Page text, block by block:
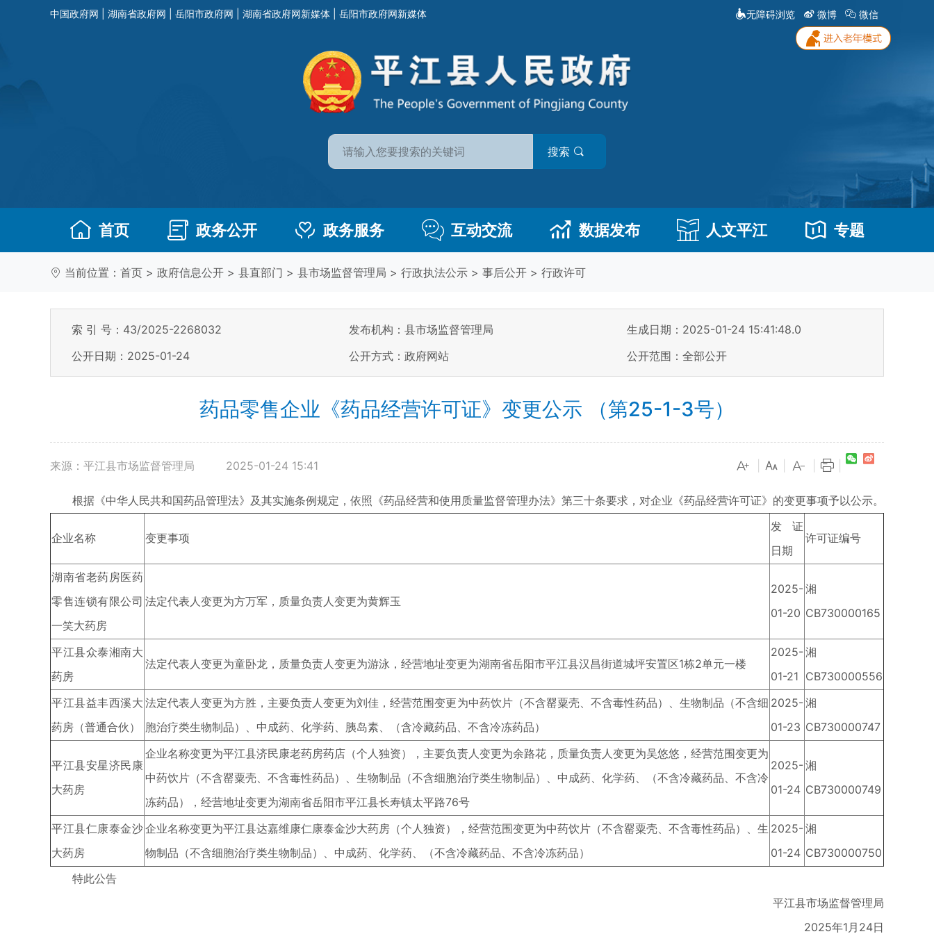
中国政府网 湖南省政府网 岳阳市政府网 湖南省政府网新媒体 岳阳市政府网新媒体 无障碍浏览 微博 微信
搜索
首页 政务公开 政务服务 互动交流 数据发布 人文平江 专题
当前位置： 首页 > 政府信息公开 > 县直部门 > 县市场监督管理局 > 行政执法公示 > 事后公开 > 行政许可
索 引 号：43/2025-2268032 发布机构：县市场监督管理局
生成日期：2025-01-24 15:41:48.0
公开日期：2025-01-24
公开方式：政府网站 公开范围：全部公开
药品零售企业《药品经营许可证》变更公示 （第25-1-3号）
来源：平江县市场监督管理局 2025-01-24 15:41
根据《中华人民共和国药品管理法》及其实施条例规定，依照《药品经营和使用质量监督管理办法》第三十条要求，对企业《药品经营许可证》的变更事项予以公示。
企业名称 变更事项
发证
日期
许可证编号
湖南省老药房医药
零售连锁有限公司
一笑大药房
法定代表人变更为方万军，质量负责人变更为黄辉玉
2025-
01-20
湘
CB730000165
平江县众泰湘南大
药房
法定代表人变更为童卧龙，质量负责人变更为游泳，经营地址变更为湖南省岳阳市平江县汉昌街道城坪安置区1栋2单元一楼
2025-
01-21
湘
CB730000556
平江县益丰西溪大
药房（普通合伙）
法定代表人变更为方胜，主要负责人变更为刘佳，经营范围变更为中药饮片（不含罂粟壳、不含毒性药品）、生物制品（不含细
胞治疗类生物制品）、中成药、化学药、胰岛素、（含冷藏药品、不含冷冻药品）
2025-
01-23
湘
CB730000747
平江县安星济民康
大药房
企业名称变更为平江县济民康老药房药店（个人独资），主要负责人变更为余路花，质量负责人变更为吴悠悠，经营范围变更为
中药饮片（不含罂粟壳、不含毒性药品）、生物制品（不含细胞治疗类生物制品）、中成药、化学药、（不含冷藏药品、不含冷
冻药品），经营地址变更为湖南省岳阳市平江县长寿镇太平路76号
2025-
01-24
湘
CB730000749
平江县仁康泰金沙
大药房
企业名称变更为平江县达嘉维康仁康泰金沙大药房（个人独资），经营范围变更为中药饮片（不含罂粟壳、不含毒性药品）、生
物制品（不含细胞治疗类生物制品）、中成药、化学药、（不含冷藏药品、不含冷冻药品）
2025-
01-24
湘
CB730000750
特此公告
平江县市场监督管理局
2025年1月24日